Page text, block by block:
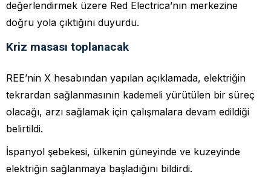
değerlendirmek üzere Red Electrica’nın merkezine
doğru yola çıktığını duyurdu.
Kriz masası toplanacak
REE’nin X hesabından yapılan açıklamada, elektriğin
tekrardan sağlanmasının kademeli yürütülen bir süreç
olacağı, arzı sağlamak için çalışmalara devam edildiği
belirtildi.
İspanyol şebekesi, ülkenin güneyinde ve kuzeyinde
elektriğin sağlanmaya başladığını bildirdi.